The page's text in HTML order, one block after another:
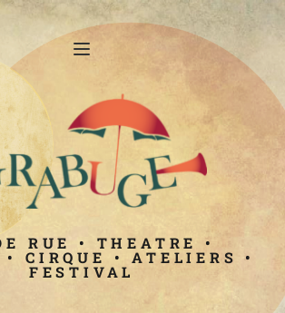
RUE • THEATRE •
• CIRQUE • ATELIERS •
FESTIVAL